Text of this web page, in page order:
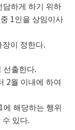
담하게 하기 위하
1인을 상임이사
장이 정한다.
선출한다.
2월 이내에 하여
1에 해당하는 행위
수 있다.